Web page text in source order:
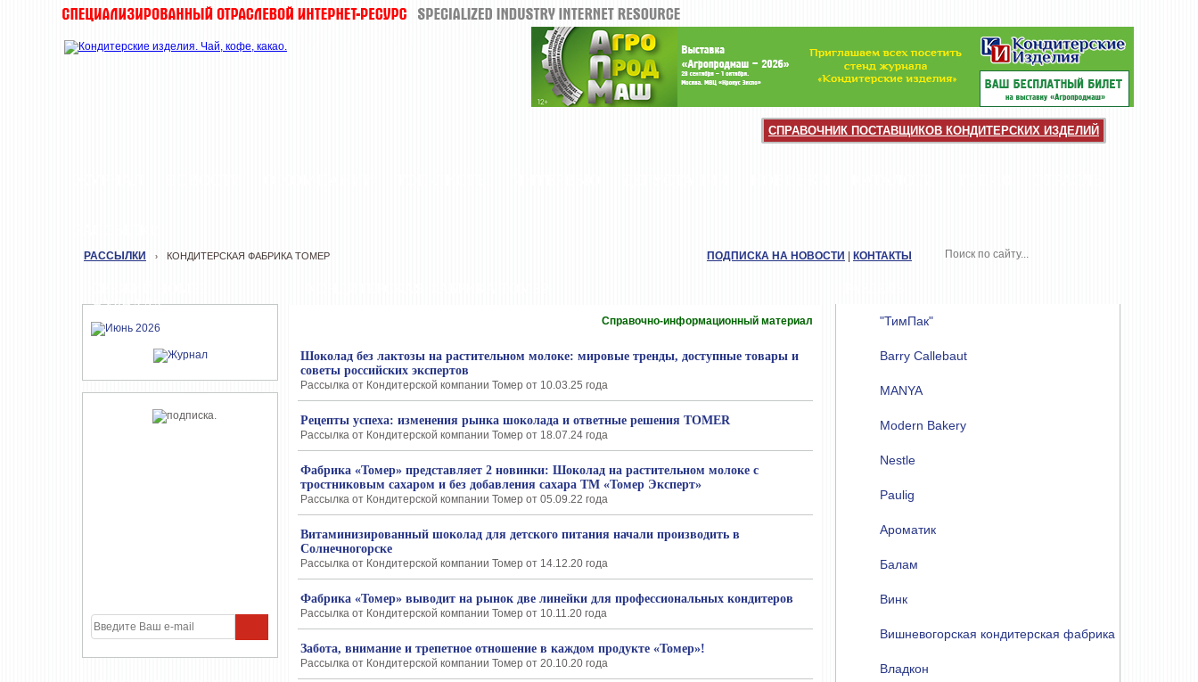
СПРАВОЧНИК ПОСТАВЩИКОВ КОНДИТЕРСКИХ ИЗДЕЛИЙ
ЖУРНАЛА
"ТимПак"
Barry Callebaut
MANYA
Modern Bakery
Nestle
Paulig
Ароматик
Балам
Винк
Вишневогорская кондитерская фабрика
Владкон
РАССЫЛКИ › КОНДИТЕРСКАЯ ФАБРИКА ТОМЕР ПОДПИСКА НА НОВОСТИ КОНТАКТЫ
Справочно-информационный материал
Шоколад без лактозы на растительном молоке: мировые тренды, доступные товары и
советы российских экспертов
Рассылка от Кондитерской компании Томер от 10.03.25 года
Рецепты успеха: изменения рынка шоколада и ответные решения TOMER
Рассылка от Кондитерской компании Томер от 18.07.24 года
Фабрика «Томер» представляет 2 новинки: Шоколад на растительном молоке с
тростниковым сахаром и без добавления сахара ТМ «Томер Эксперт»
Рассылка от Кондитерской компании Томер от 05.09.22 года
Витаминизированный шоколад для детского питания начали производить в
Солнечногорске
Рассылка от Кондитерской компании Томер от 14.12.20 года
Фабрика «Томер» выводит на рынок две линейки для профессиональных кондитеров
Рассылка от Кондитерской компании Томер от 10.11.20 года
Забота, внимание и трепетное отношение в каждом продукте «Томер»!
Рассылка от Кондитерской компании Томер от 20.10.20 года